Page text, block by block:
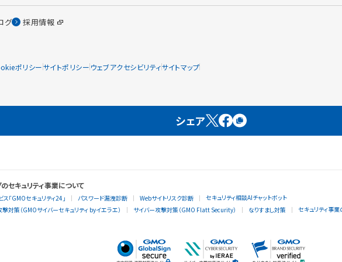
グ 採用情報
ポリシーサイトポリシー ウェブアクセシビリティサイトマップ
シェア
セキュリティ事業について
「GMOセキュリティ24」 パスワード漏洩診断 Webサイトリスク診断
セキュリティ相談AIチャットボット
対策（GMOサイバーセキュリティ byイエラエ） サイバー攻撃対策（GMO Flatt Security） なりすまし対策 セキュリティ事